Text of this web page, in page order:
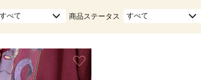
すべて 商品ステータス すべて